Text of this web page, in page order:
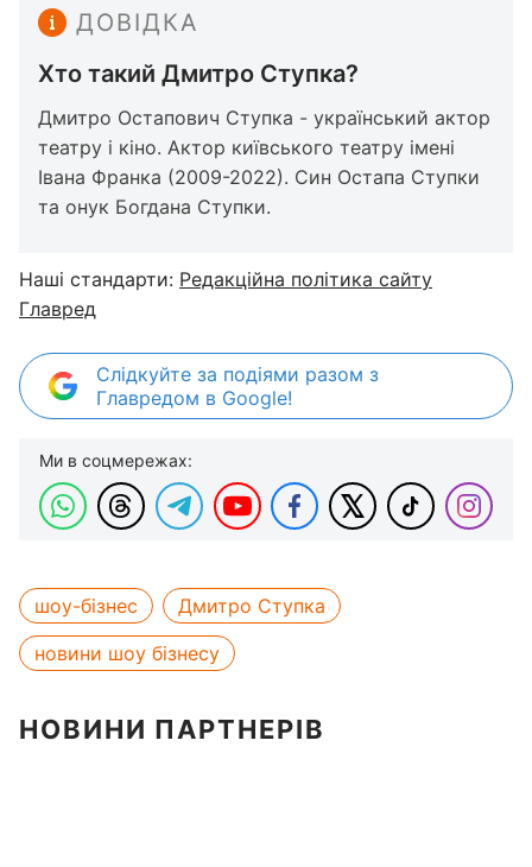
ДОВІДКА
Хто такий Дмитро Ступка?
Дмитро Остапович Ступка - український актор
театру і кіно. Актор київського театру імені
Івана Франка (2009-2022). Син Остапа Ступки
та онук Богдана Ступки.
Наші стандарти: Редакційна політика сайту
Главред
Слідкуйте за подіями разом з
Главредом в Google!
Ми в соцмережах:
шоу-бізнес
Дмитро Ступка
новини шоу бізнесу
НОВИНИ ПАРТНЕРІВ